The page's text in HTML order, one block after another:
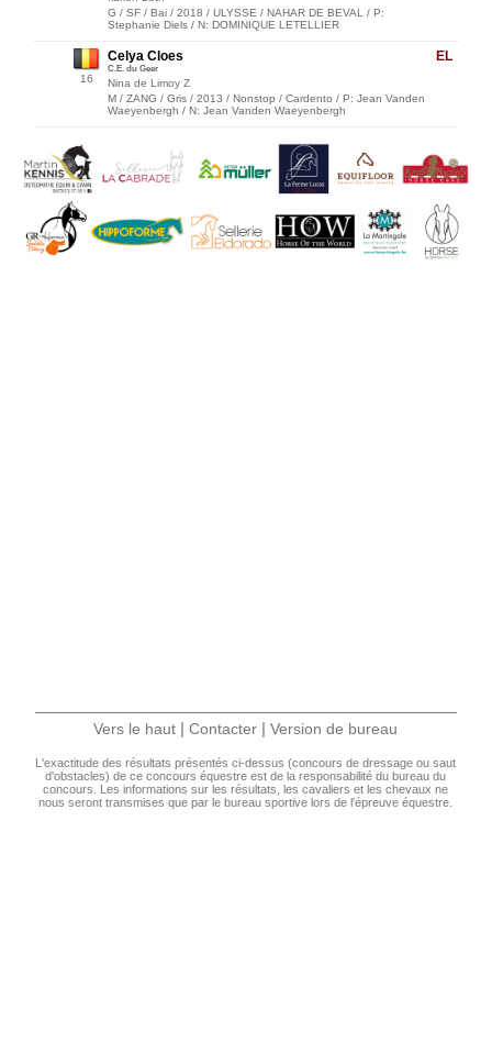
G / SF / Bai / 2018 / ULYSSE / NAHAR DE BEVAL / P:
Stephanie Diels / N: DOMINIQUE LETELLIER
16
EL
Celya Cloes
C.E. du Geer
Nina de Limoy Z
M / ZANG / Gris / 2013 / Nonstop / Cardento / P: Jean Vanden
Waeyenbergh / N: Jean Vanden Waeyenbergh
Vers le haut |Contacter |Version de bureau
L'exactitude des résultats présentés ci-dessus (concours de dressage ou saut
d'obstacles) de ce concours équestre est de la responsabilité du bureau du
concours. Les informations sur les résultats, les cavaliers et les chevaux ne
nous seront transmises que par le bureau sportive lors de l'épreuve équestre.